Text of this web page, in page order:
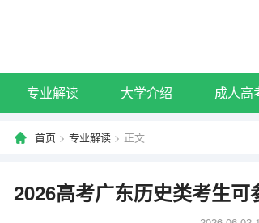
专业解读 大学介绍 成人高
首页 > 专业解读 > 正文
2026高考广东历史类考生